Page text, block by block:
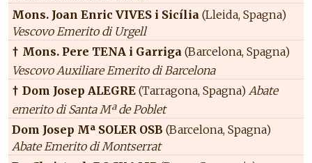
Mons. Joan Enric VIVES i Sicília (Lleida, Spagna)
Vescovo Emerito di Urgell
† Mons. Pere TENA i Garriga (Barcelona, Spagna)
Vescovo Auxiliare Emerito di Barcelona
† Dom Josep ALEGRE (Tarragona, Spagna) Abate
emerito di Santa Mª de Poblet
Dom Josep Mª SOLER OSB (Barcelona, Spagna)
Abate Emerito di Montserrat